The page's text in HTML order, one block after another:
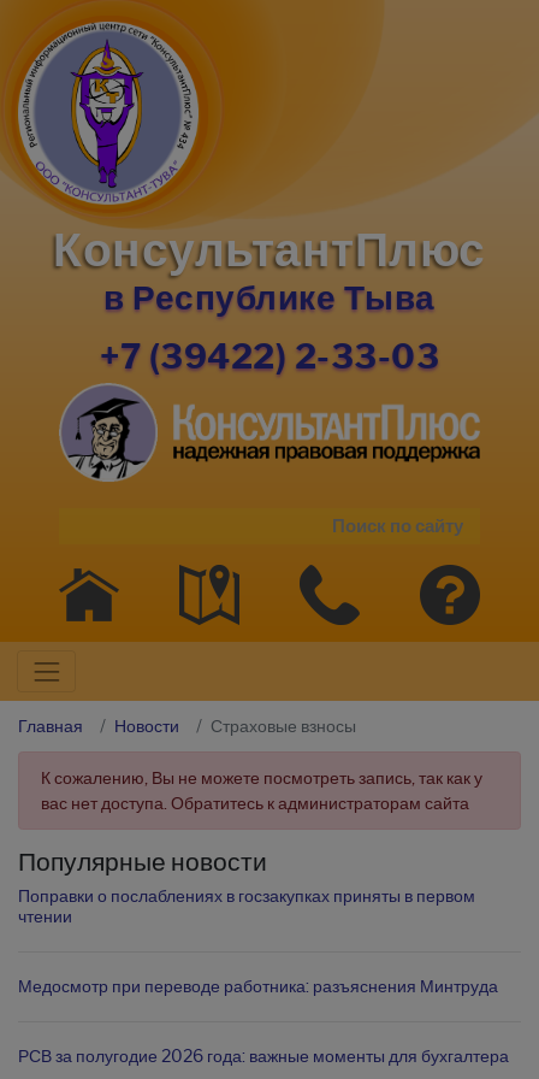
КонсультантПлюс
в Республике Тыва
+7 (39422) 2-33-03
Главная Новости Страховые взносы
К сожалению, Вы не можете посмотреть запись, так как у
вас нет доступа. Обратитесь к администраторам сайта
Популярные новости
Поправки о послаблениях в госзакупках приняты в первом
чтении
Медосмотр при переводе работника: разъяснения Минтруда
РСВ за полугодие 2026 года: важные моменты для бухгалтера